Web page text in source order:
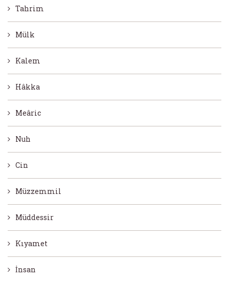
Tahrim
Mülk
Kalem
Hâkka
Meâric
Nuh
Cin
Müzzemmil
Müddessir
Kıyamet
İnsan